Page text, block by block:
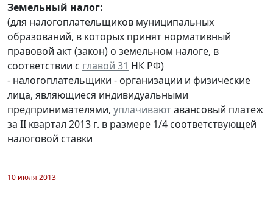
Земельный налог:
(для налогоплательщиков муниципальных
образований, в которых принят нормативный
правовой акт (закон) о земельном налоге, в
соответствии с главой 31 НК РФ)
- налогоплательщики - организации и физические
лица, являющиеся индивидуальными
предпринимателями, уплачиваютавансовый платеж
за II квартал 2013 г. в размере 1/4 соответствующей
налоговой ставки
10 июля 2013